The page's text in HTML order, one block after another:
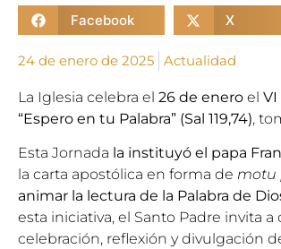
Facebook X
24 de enero de 2025 Actualidad
La Iglesia celebra el 26 de enero el VI
“Espero en tu Palabra” (Sal 119,74),
Esta Jornada la instituyó el papa
la carta apostólica en forma de motu
animar la lectura de la Palabra de
esta iniciativa, el Santo Padre invita
celebración, reflexión y divulgación